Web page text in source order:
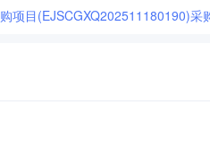
项目(EJSCGXQ202511180190)采